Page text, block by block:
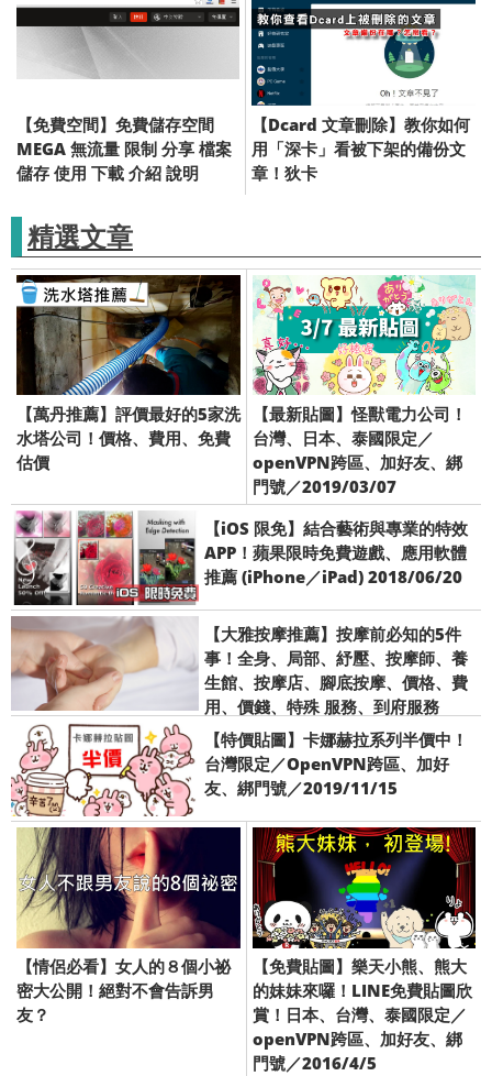
Photoimpact 的繪圖軟體 /
修圖 照片 繪圖 大頭照 洗相片
【免費空間】免費儲存空間
MEGA 無流量 限制 分享 檔案
儲存 使用 下載 介紹 說明
【Dcard 文章刪除】教你如何
用「深卡」看被下架的備份文
章！狄卡
精選文章
【萬丹推薦】評價最好的5家洗
水塔公司！價格、費用、免費
估價
【最新貼圖】怪獸電力公司！
台灣、日本、泰國限定／
openVPN跨區、加好友、綁
門號／2019/03/07
【iOS 限免】結合藝術與專業的特效
APP！蘋果限時免費遊戲、應用軟體
推薦 (iPhone／iPad) 2018/06/20
【大雅按摩推薦】按摩前必知的5件
事！全身、局部、紓壓、按摩師、養
生館、按摩店、腳底按摩、價格、費
用、價錢、特殊 服務、到府服務
【特價貼圖】卡娜赫拉系列半價中！
台灣限定／OpenVPN跨區、加好
友、綁門號／2019/11/15
【情侶必看】女人的８個小祕
密大公開！絕對不會告訴男
友？
【免費貼圖】樂天小熊、熊大
的妹妹來囉！LINE免費貼圖欣
賞！日本、台灣、泰國限定／
openVPN跨區、加好友、綁
門號／2016/4/5